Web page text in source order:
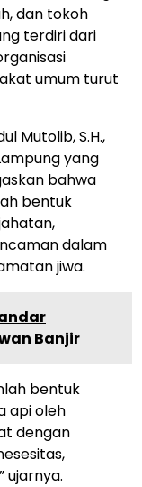
dan tokoh
terdiri dari
umum turut
Mutolib, S.H.,
yang
bahwa
bentuk
dalam
jiwa.
Banjir
bentuk
api oleh
dengan
ujarnya.